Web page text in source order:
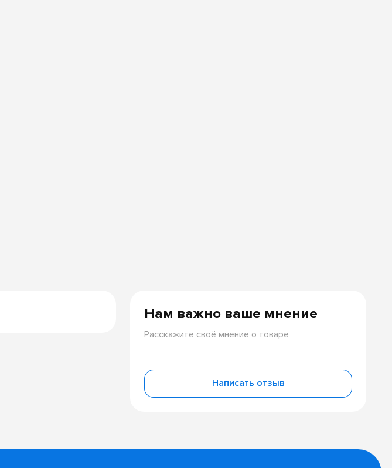
Нам важно ваше мнение
Расскажите своё мнение о товаре
Написать отзыв